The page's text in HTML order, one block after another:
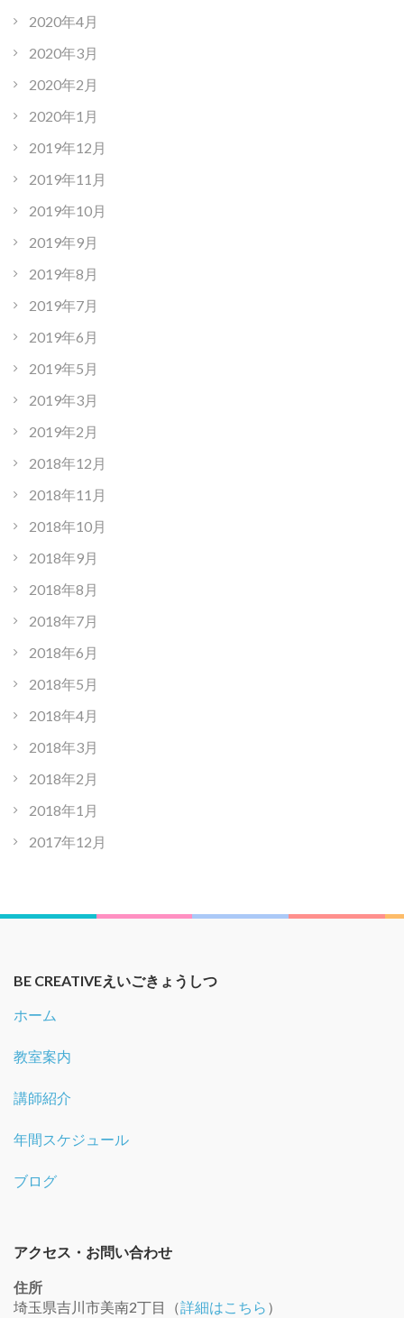
2020年4月
2020年3月
2020年2月
2020年1月
2019年12月
2019年11月
2019年10月
2019年9月
2019年8月
2019年7月
2019年6月
2019年5月
2019年3月
2019年2月
2018年12月
2018年11月
2018年10月
2018年9月
2018年8月
2018年7月
2018年6月
2018年5月
2018年4月
2018年3月
2018年2月
2018年1月
2017年12月
BE CREATIVEえいごきょうしつ
ホーム
教室案内
講師紹介
年間スケジュール
ブログ
アクセス・お問い合わせ
住所
埼玉県吉川市美南2丁目（詳細はこちら ）